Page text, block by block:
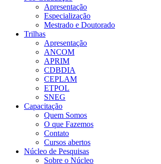
Apresentação
Especialização
Mestrado e Doutorado
Trilhas
Apresentação
ANCOM
APRIM
CDBDIA
CEPLAM
ETPOL
SNEG
Capacitação
Quem Somos
O que Fazemos
Contato
Cursos abertos
Núcleo de Pesquisas
Sobre o Núcleo